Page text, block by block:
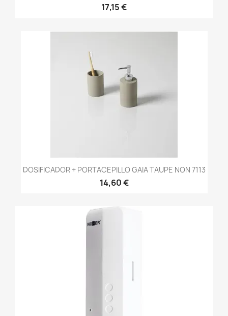
17,15 €
DOSIFICADOR + PORTACEPILLO GAIA TAUPE NON 7113
14,60 €